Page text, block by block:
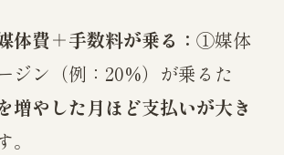
体費＋手数料が乗る： ①媒体
ジン（例：20%）が乗るた
増やした月ほど支払いが大き